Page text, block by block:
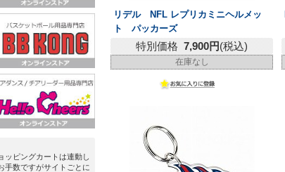
ッピングカートは連動し
手数ですがサイトごとに
リデル NFL レプリカミニヘルメッ
ト パッカーズ
特別価格 7,900円(税込)
在庫なし